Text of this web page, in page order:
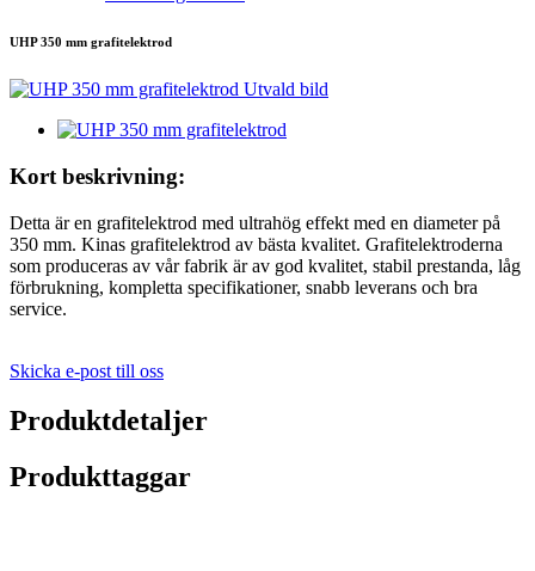
UHP 350 mm grafitelektrod
Kort beskrivning:
Detta är en grafitelektrod med ultrahög effekt med en diameter på
350 mm. Kinas grafitelektrod av bästa kvalitet. Grafitelektroderna
som produceras av vår fabrik är av god kvalitet, stabil prestanda, låg
förbrukning, kompletta specifikationer, snabb leverans och bra
service.
Skicka e-post till oss
Produktdetaljer
Produkttaggar